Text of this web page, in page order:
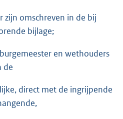
omschreven in de bij
bijlage;
en wethouders
de
direct met de ingrijpende